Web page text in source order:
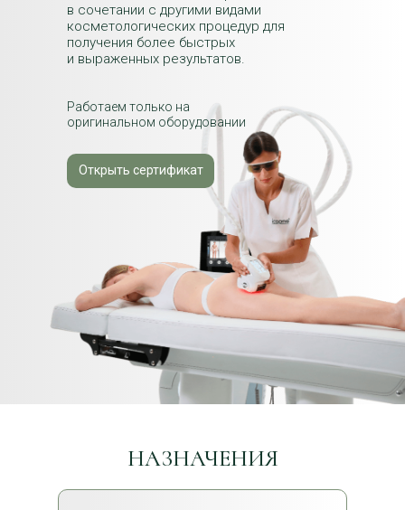
в сочетании с другими видами
косметологических процедур для
получения более быстрых
и выраженных результатов.
Работаем только на
оригинальном оборудовании
Открыть сертификат
НАЗНАЧЕНИЯ